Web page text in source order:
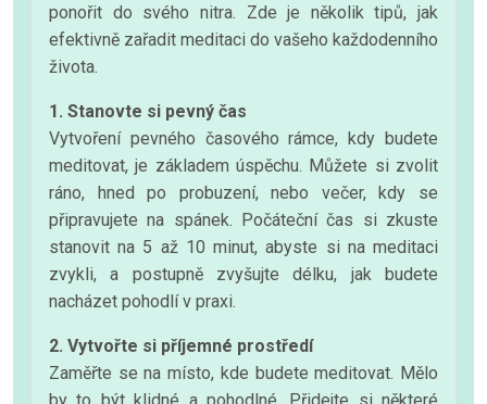
ponořit do svého nitra. Zde je několik tipů, jak
efektivně zařadit meditaci do vašeho každodenního
života.
1. Stanovte si pevný čas
Vytvoření pevného časového rámce, kdy budete
meditovat, je základem úspěchu. Můžete si zvolit
ráno, hned po probuzení, nebo večer, kdy se
připravujete na spánek. Počáteční čas si zkuste
stanovit na 5 až 10 minut, abyste si na meditaci
zvykli, a postupně zvyšujte délku, jak budete
nacházet pohodlí v praxi.
2. Vytvořte si příjemné prostředí
Zaměřte se na místo, kde budete meditovat. Mělo